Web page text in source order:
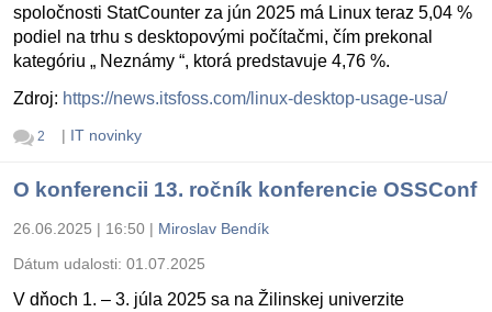
spoločnosti StatCounter za jún 2025 má Linux teraz 5,04 %
podiel na trhu s desktopovými počítačmi, čím prekonal
kategóriu „ Neznámy “, ktorá predstavuje 4,76 %.
Zdroj: https://news.itsfoss.com/linux-desktop-usage-usa/
2 | IT novinky
O konferencii 13. ročník konferencie OSSConf
26.06.2025 | 16:50 | Miroslav Bendík
Dátum udalosti: 01.07.2025
V dňoch 1. – 3. júla 2025 sa na Žilinskej univerzite